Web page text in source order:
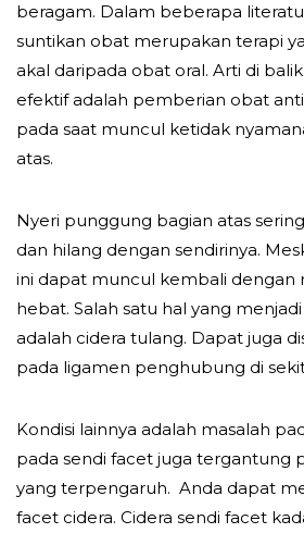
beragam. Dalam beberapa
suntikan obat merupakan terapi
akal daripada obat oral. Arti di
efektif adalah pemberian obat
pada saat muncul ketidak
atas.
Nyeri punggung bagian atas
dan hilang dengan sendirinya.
ini dapat muncul kembali dengan
hebat. Salah satu hal yang
adalah cidera tulang. Dapat juga
pada ligamen penghubung di
Kondisi lainnya adalah masalah
pada sendi facet juga tergantung
yang terpengaruh. Anda dapat
facet cidera. Cidera sendi facet